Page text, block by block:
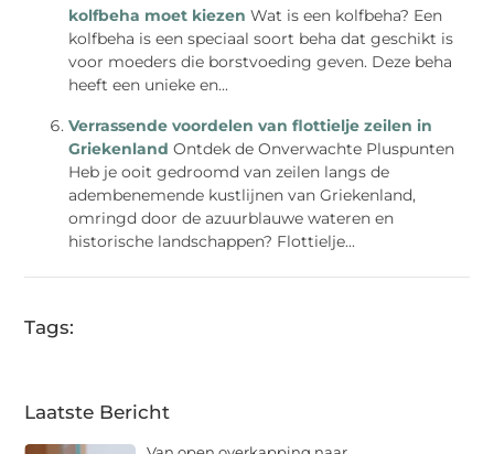
kolfbeha moet kiezen Wat is een kolfbeha? Een
kolfbeha is een speciaal soort beha dat geschikt is
voor moeders die borstvoeding geven. Deze beha
heeft een unieke en...
Verrassende voordelen van flottielje zeilen in
Griekenland Ontdek de Onverwachte Pluspunten
Heb je ooit gedroomd van zeilen langs de
adembenemende kustlijnen van Griekenland,
omringd door de azuurblauwe wateren en
historische landschappen? Flottielje...
Tags:
Laatste Bericht